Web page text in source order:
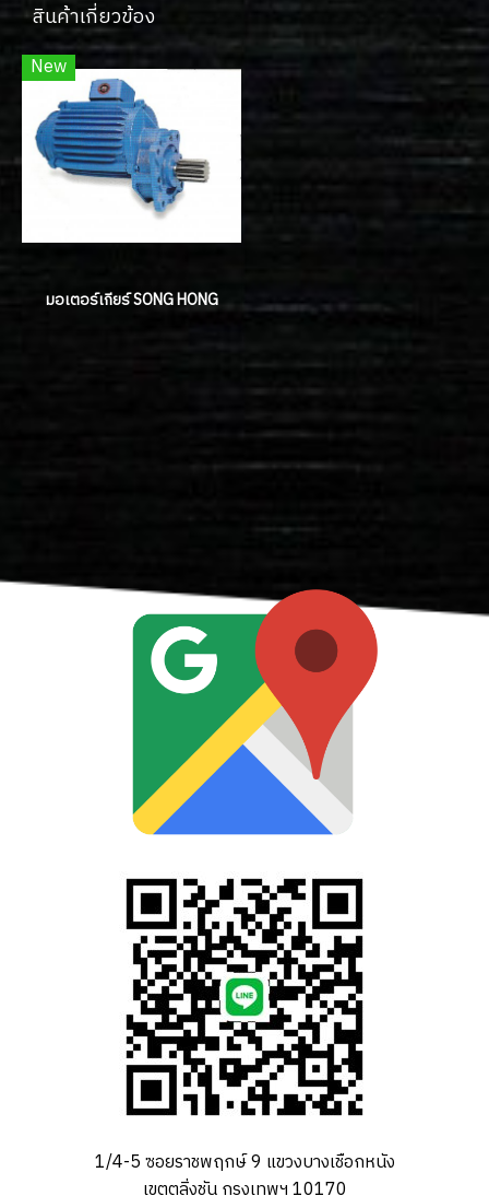
สินค้าเกี่ยวข้อง
New
มอเตอร์เกียร์ SONG HONG
1/4-5 ซอยราชพฤกษ์ 9 แขวงบางเชือกหนัง
เขตตลิ่งชัน กรุงเทพฯ 10170